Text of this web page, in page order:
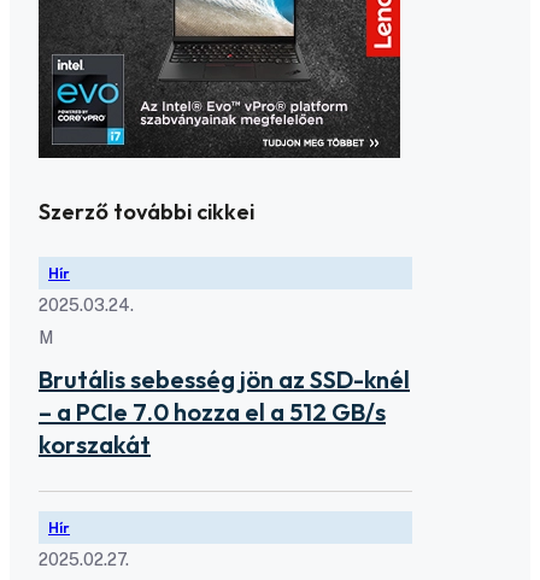
Szerző további cikkei
Hír
2025.03.24.
M
Brutális sebesség jön az SSD-knél
– a PCIe 7.0 hozza el a 512 GB/s
korszakát
Hír
2025.02.27.